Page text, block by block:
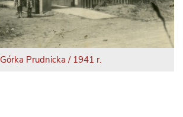
Górka Prudnicka / 1941 r.